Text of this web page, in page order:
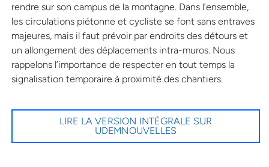
rendre sur son campus de la montagne. Dans l’ensemble,
les circulations piétonne et cycliste se font sans entraves
majeures, mais il faut prévoir par endroits des détours et
un allongement des déplacements intra-muros. Nous
rappelons l’importance de respecter en tout temps la
signalisation temporaire à proximité des chantiers.
LIRE LA VERSION INTÉGRALE SUR
UDEMNOUVELLES